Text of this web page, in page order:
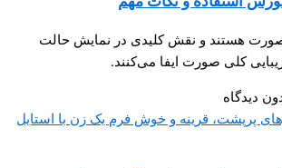
صورت هستند و نقش کلیدی در نمایش حالت
کلی صورت ایفا می‌کنند.
دیدگاه